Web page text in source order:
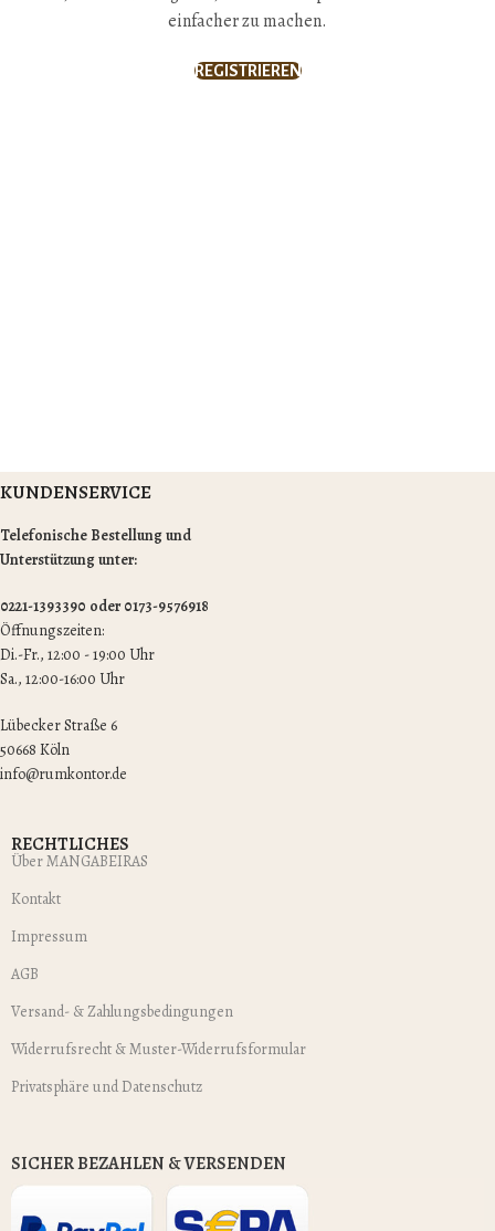
einfacher zu machen.
REGISTRIEREN
KUNDENSERVICE
Telefonische Bestellung und
Unterstützung unter:
0221-1393390 oder 0173-9576918
Öffnungszeiten:
Di.-Fr., 12:00 - 19:00 Uhr
Sa., 12:00-16:00 Uhr
Lübecker Straße 6
50668 Köln
info@rumkontor.de
RECHTLICHES
Über MANGABEIRAS
Kontakt
Impressum
AGB
Versand- & Zahlungsbedingungen
Widerrufsrecht & Muster-Widerrufsformular
Privatsphäre und Datenschutz
SICHER BEZAHLEN & VERSENDEN